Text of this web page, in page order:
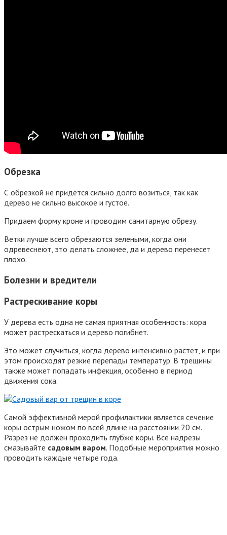
Обрезка
С обрезкой не придётся сильно долго возиться, так как
дерево не сильно высокое и густое.
Придаем форму кроне и проводим санитарную обрезу.
Ветки лучше всего обрезаются зелеными, когда они
одревеснеют, это делать сложнее, да и дерево перенесет
плохо.
Болезни и вредители
Растрескивание коры
У дерева есть одна не самая приятная особенность: кора
может растрескаться и дерево погибнет.
Это может случиться, когда дерево интенсивно растет, и при
этом происходят резкие перепады температур. В трещины
также может попадать инфекция, особенно в период
движения сока.
Самой эффективной мерой профилактики является сечение
коры острым ножом по всей длине на расстоянии 20 см.
Разрез не должен проходить глубже коры. Все надрезы
смазывайте садовым варом. Подобные мероприятия можно
проводить каждые четыре года.